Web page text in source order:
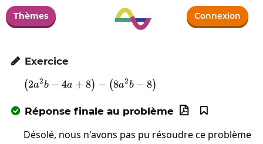
Thèmes Connexion
 Exercice
\left(2a^2b-4a+8\right)-
(2a2b − 4a + 8) − (8a2b − 8)
 Réponse finale au problème 

Désolé, nous n'avons pas pu résoudre ce problème